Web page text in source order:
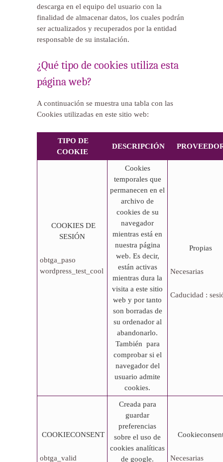
descarga en el equipo del usuario con la
finalidad de almacenar datos, los cuales podrán
ser actualizados y recuperados por la entidad
responsable de su instalación.
¿Qué tipo de cookies utiliza esta
página web?
A continuación se muestra una tabla con las
Cookies utilizadas en este sitio web:
TIPO DE
COOKIE
DESCRIPCIÓN
COOKIES DE
SESIÓN
obtga_paso
wordpress_test_cool
Cookies
temporales que
permanecen en el
archivo de
cookies de su
navegador
mientras está en
nuestra página
web. Es decir,
están activas
mientras dura la
visita a este sitio
web y por tanto
son borradas de
su ordenador al
abandonarlo.
También para
comprobar si el
navegador del
usuario admite
cookies.
Propias
Necesarias
Caducidad :
COOKIECONSENT
obtga_valid
Creada para
guardar
preferencias
sobre el uso de
cookies analíticas
de google.
Necesarias